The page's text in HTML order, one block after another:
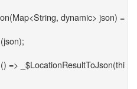
dynamic> json) =
=> _$LocationResultToJson(thi